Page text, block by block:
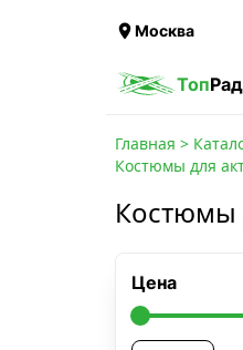
Москва
Топ
Главная >
Костюмы для
Костюмы
Цена